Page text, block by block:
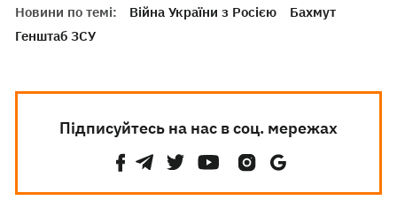
Новини по темі: Війна України з Росією
Бахмут
Генштаб ЗСУ
Підписуйтесь на нас в соц. мережах